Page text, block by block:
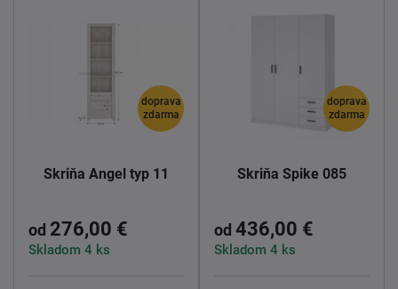
doprava
zdarma
Skriňa Angel typ 11
od 276,00 €
Skladom 4 ks
doprava
zdarma
Skriňa Spike 085
od 436,00 €
Skladom 4 ks